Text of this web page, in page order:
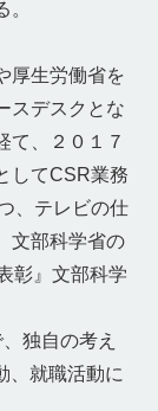
厚生労働省を
スデスクとな
て、２０１７
してCSR業務
、テレビの仕
文部科学省の
彰』文部科学
独自の考え
、就職活動に